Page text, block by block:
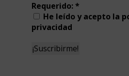
Requerido:*
He leído y acepto la
privacidad